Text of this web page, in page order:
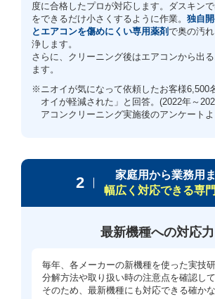
度に合格したプロが対応します。ダスキン
をできるだけ小さくするように作業。 独自
とエアコンを傷めにくい専用薬剤で奥の汚
浄します。
さらに、クリーニング後はエアコンから出
ます。
※ニオイが気になって依頼したお客様6,500
オイが軽減された」と回答。(2022年～
アコンクリーニング実施後のアンケート
2
家庭用から業務用
幅広く対応できる専
最新機種への対応力
毎年、各メーカーの新機種を使った実技研
分解方法や取り扱い時の注意点を確認して
そのため、最新機種にも対応できる確か